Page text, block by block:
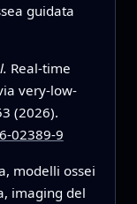
guidata
Real-time
very-low-
(2026).
02389-9
modelli ossei
imaging del